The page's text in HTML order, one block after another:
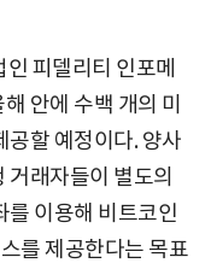
피델리티 인포메
안에 수백 개의 미
공할 예정이다. 양사
래자들이 별도의
를 이용해 비트코인
를 제공한다는 목표